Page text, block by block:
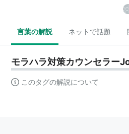
言葉の解説 ネットで話題
モラハラ対策カウンセラー
このタグの解説について